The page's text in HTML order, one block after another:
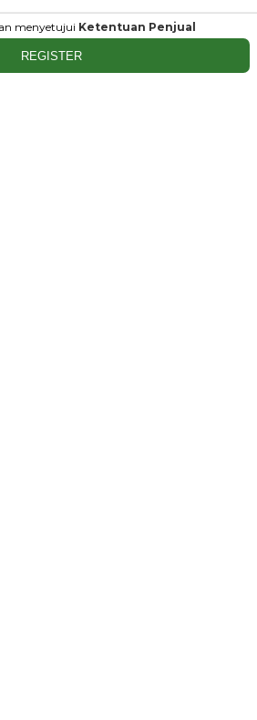
menyetujui Ketentuan Penjual
REGISTER